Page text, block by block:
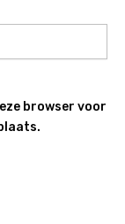
browser voor